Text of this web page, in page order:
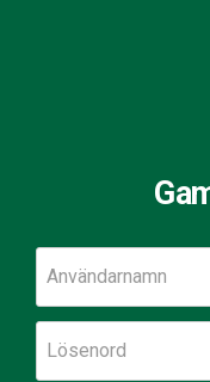
Användarnamn
Lösenord